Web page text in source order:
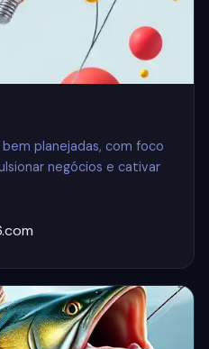
planejadas, com foco
negócios e cativar